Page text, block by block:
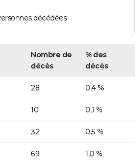
décédées
Nombre de
décès
% des
décès
28 0,4 %
10 0,1 %
32 0,5 %
69 1,0 %